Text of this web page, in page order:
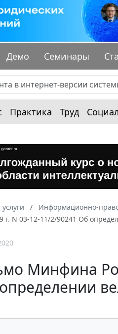
Демо Семинары
Практика Труд
Информационно-
г. N 03-12-11/2/90241 Об
Минфина